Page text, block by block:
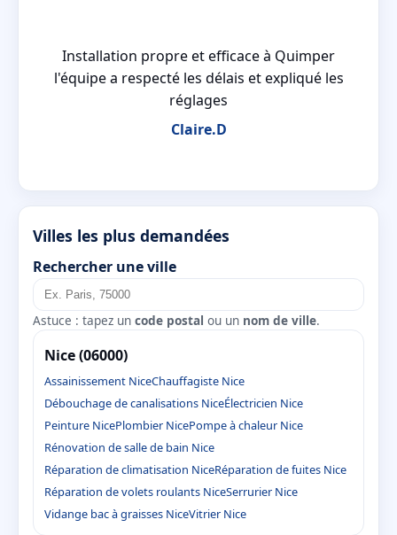
Installation propre et efficace à Quimper
l'équipe a respecté les délais et expliqué les
réglages
Claire.D
Villes les plus demandées
Rechercher une ville
Astuce : tapez un code postal ou un nom de ville.
Nice (06000)
Assainissement NiceChauffagiste Nice
Débouchage de canalisations NiceÉlectricien Nice
Peinture NicePlombier NicePompe à chaleur Nice
Rénovation de salle de bain Nice
Réparation de climatisation NiceRéparation de fuites Nice
Réparation de volets roulants NiceSerrurier Nice
Vidange bac à graisses NiceVitrier Nice